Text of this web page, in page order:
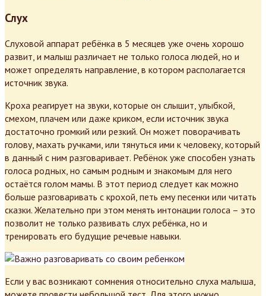
Слух
Слуховой аппарат ребёнка в 5 месяцев уже очень хорошо
развит, и малыш различает не только голоса людей, но и
может определять направление, в котором располагается
источник звука.
Кроха реагирует на звуки, которые он слышит, улыбкой,
смехом, плачем или даже криком, если источник звука
достаточно громкий или резкий. Он может поворачивать
голову, махать ручками, или тянуться ими к человеку, который
в данный с ним разговаривает. Ребёнок уже способен узнать
голоса родных, но самым родным и знакомым для него
остаётся голом мамы. В этот период следует как можно
больше разговаривать с крохой, петь ему песенки или читать
сказки. Желательно при этом менять интонации голоса – это
позволит не только развивать слух ребёнка, но и
тренировать его будущие речевые навыки.
Если у вас возникают сомнения относительно слуха малыша,